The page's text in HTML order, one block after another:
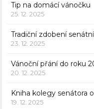
Tip na domácí vánočku
25. 12. 2025
Tradiční zdobení
23. 12. 2025
Vánoční přání do roku
20. 12. 2025
Kniha kolegy senátora
19. 12. 2025